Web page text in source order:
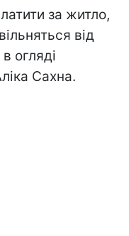
за житло,
від
огляді
Сахна.